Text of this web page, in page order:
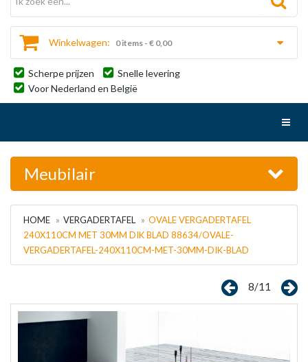
Winkelwagen: 0 items - € 0,00
Scherpe prijzen
Snelle levering
Voor Nederland en België
Meubilair
HOME VERGADERTAFEL
OVALE VERGADERTAFEL
240X110CM MET 30MM DIK BLAD 88634/OVALE-
VERGADERTAFEL-240X110CM-MET-30MM-DIK-BLAD
8/11